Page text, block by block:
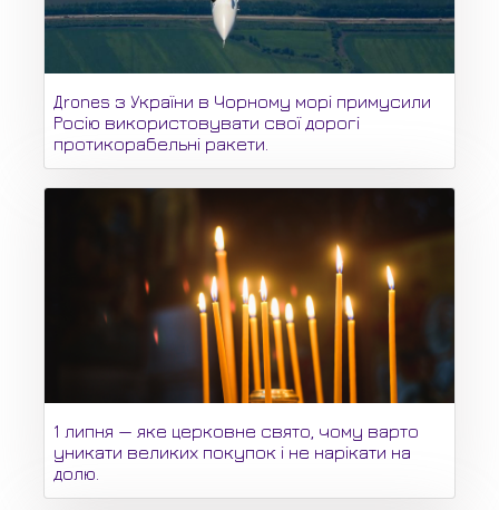
Дrones з України в Чорному морі примусили
Росію використовувати свої дорогі
протикорабельні ракети.
1 липня — яке церковне свято, чому варто
уникати великих покупок і не нарікати на
долю.